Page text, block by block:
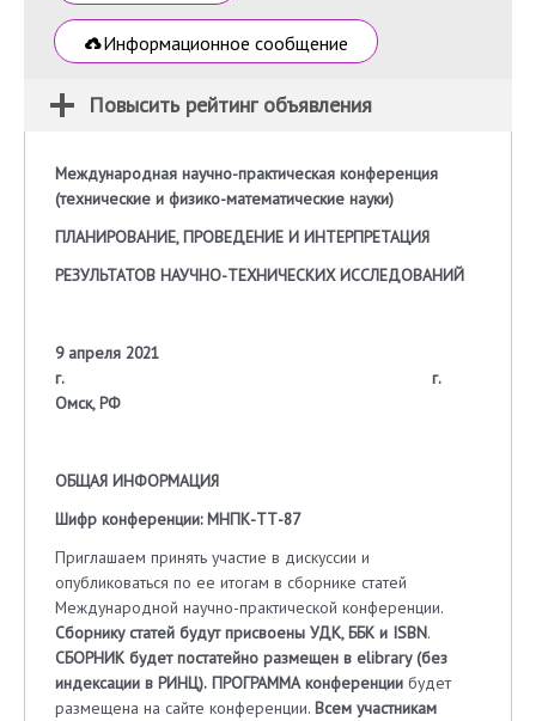
Информационное сообщение
Повысить рейтинг объявления
Международная научно-практическая конференция
(технические и физико-математические науки)
ПЛАНИРОВАНИЕ, ПРОВЕДЕНИЕ И ИНТЕРПРЕТАЦИЯ
РЕЗУЛЬТАТОВ НАУЧНО-ТЕХНИЧЕСКИХ ИССЛЕДОВАНИЙ
9 апреля 2021
г. г.
Омск, РФ
ОБЩАЯ ИНФОРМАЦИЯ
Шифр конференции: МНПК-ТТ-87
Приглашаем принять участие в дискуссии и
опубликоваться по ее итогам в сборнике статей
Международной научно-практической конференции.
Сборнику статей будут присвоены УДК, ББK и ISBN.
СБОРНИК будет постатейно размещен в elibrary(без
индексации в РИНЦ). ПРОГРАММА конференции будет
размещена на сайте конференции. Всем участникам